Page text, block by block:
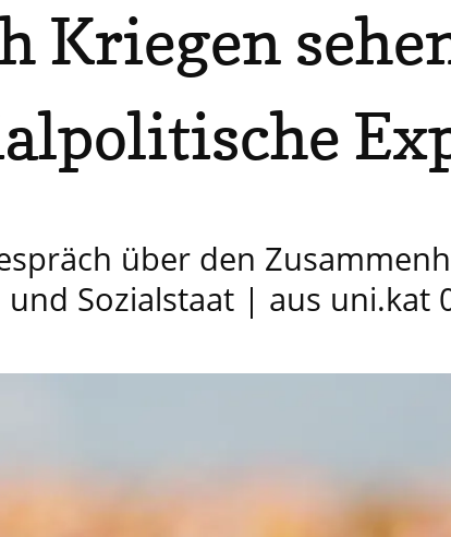
Kriegen
über den
und Sozialstaat | aus uni.kat